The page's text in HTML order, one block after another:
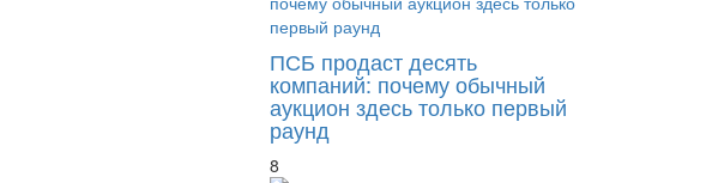
ПСБ продаст десять
компаний: почему обычный
аукцион здесь только первый
раунд
8